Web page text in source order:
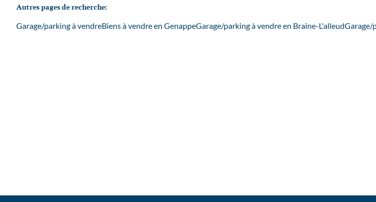
Autres pages de recherche:
Garage/parking à vendreBiens à vendre en GenappeGarage/parking à vendre en Braine-L'alleudGarage/